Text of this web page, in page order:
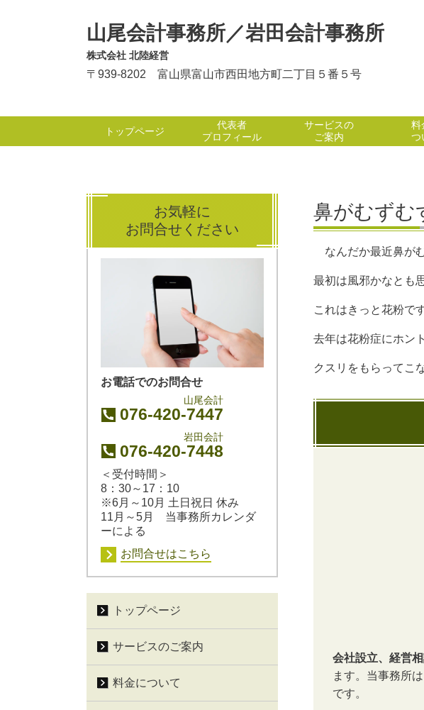
山尾会計事務所／岩田会計事務所
株式会社 北陸経営
〒939-8202 富山県富山市西田地方町二丁目５番５号
トップページ
代表者
プロフィール
サービスの
ご案内
料
つ
鼻がむず
なんだか最近鼻が
最初は風邪かなとも
これはきっと花粉で
去年は花粉症にホン
クスリをもらってこ
会社設立、経営
ます。当事務所
です。
お気軽に
お問合せください
お電話でのお問合せ
山尾会計
076-420-7447
岩田会計
076-420-7448
＜受付時間＞
8：30～17：10
※6月～10月 土日祝日 休み
11月～5月 当事務所カレンダ
ーによる
お問合せはこちら
トップページ
サービスのご案内
料金について